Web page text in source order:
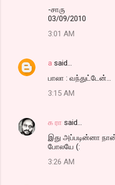
-சாரு
03/09/2010
3:01 AM
a said…
பாலா : வந்துட்டேன்...
3:15 AM
க ரா said…
இது அப்படின்னா
போலயே (:
3:26 AM